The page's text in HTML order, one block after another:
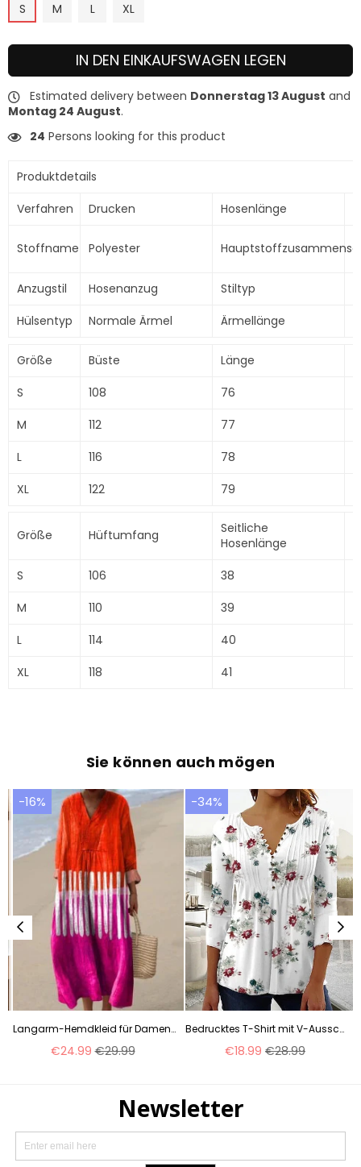
S
M L XL
IN DEN EINKAUFSWAGEN LEGEN
Estimated delivery between Donnerstag 13 August and
Montag 24 August.
24 Persons looking for this product
Produktdetails
Verfahren
Drucken Hosenlänge
Stoffname Polyester
Anzugstil
Hosenanzug Stiltyp
Hülsentyp
Normale Ärmel Ärmellänge
Größe Büste Länge
S
108 76
M
112 77
L
116 78
XL
122 79
Größe Hüftumfang
Seitliche
Hosenlänge
S 106 38
M
110 39
L
114 40
XL
118 41
Sie können auch mögen
-16%
Langarm-Hemdkleid für Damen, lässig, Blumenmuster, 3D-Druck, lange Ärmel, m300911
Normaler
€24.99 €29.99
-34%
Bedrucktes T-Shirt mit V-Ausschnitt und kurzen Ärmeln, Plissee-Knopfleiste, Unterhemd m300032
Normaler
€18.99 €28.99